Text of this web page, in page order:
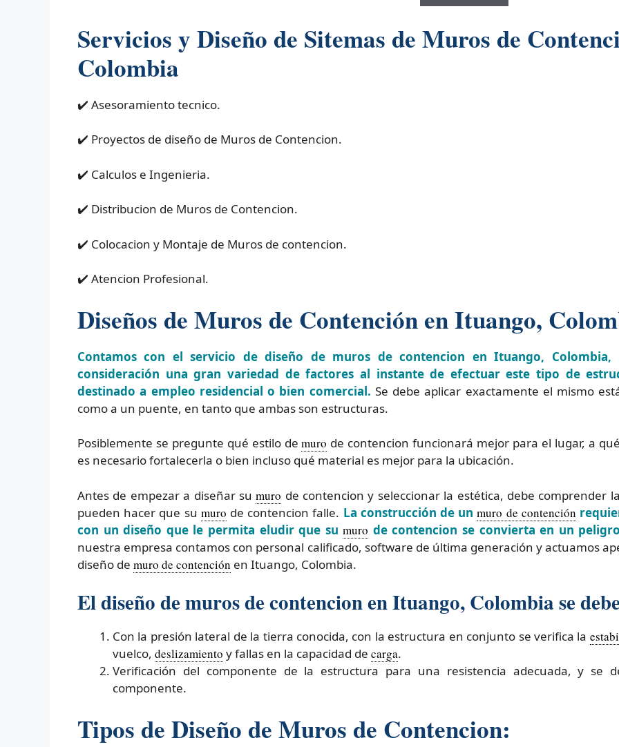
Servicios y Diseño de Sitemas de Muros de
Colombia
✔️ Asesoramiento tecnico.
✔️ Proyectos de diseño de Muros de Contencion.
✔️ Calculos e Ingenieria.
✔️ Distribucion de Muros de Contencion.
✔️ Colocacion y Montaje de Muros de contencion.
✔️ Atencion Profesional.
Diseños de Muros de Contención en Ituango,
Contamos con el servicio de diseño de muros de contencion en Ituango, Colombia,
consideración una gran variedad de factores al instante de efectuar este tipo de
destinado a empleo residencial o bien comercial. Se debe aplicar exactamente el mismo
como a un puente, en tanto que ambas son estructuras.
Posiblemente se pregunte qué estilo demuro de contencion funcionará mejor para el lugar, a
es necesario fortalecerla o bien incluso qué material es mejor para la ubicación.
Antes de empezar a diseñar sumuro de contencion y seleccionar la estética, debe comprender
pueden hacer que su muro de contencion falle. La construcción de unmuro de contención
con un diseño que le permita eludir que sumuro de contencion se convierta en un
nuestra empresa contamos con personal calificado, software de última generación y actuamos
diseño de muro de contención en Ituango, Colombia.
El diseño de muros de contencion en Ituango, Colombia se
Con la presión lateral de la tierra conocida, con la estructura en conjunto se verifica la
vuelco, deslizamiento y fallas en la capacidad de carga.
Verificación del componente de la estructura para una resistencia adecuada, y se
componente.
Tipos de Diseño de Muros de Contencion: